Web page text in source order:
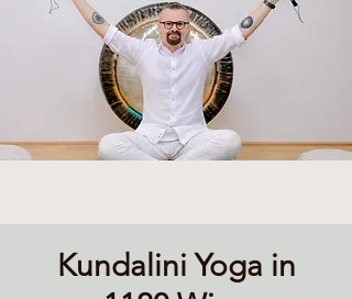
Kundalini Yoga in